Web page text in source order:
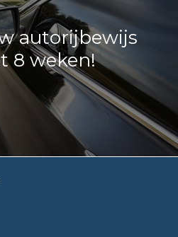
autorijbewijs
8 weken!